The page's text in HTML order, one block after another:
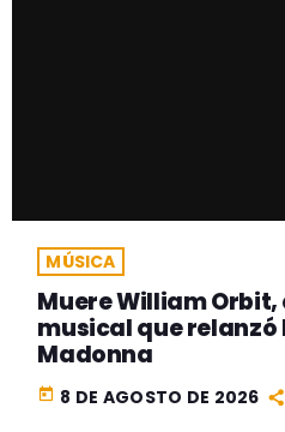
MÚSICA
Muere William
musical que
Madonna
today 8 DE AGOSTO DE 2026